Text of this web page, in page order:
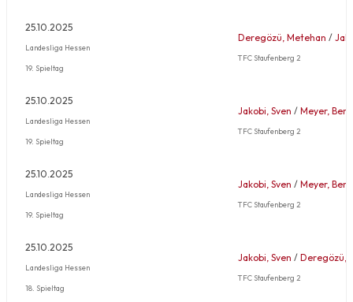
25.10.2025
Landesliga Hessen
19. Spieltag
Deregözü, Metehan /
TFC Staufenberg 2
25.10.2025
Landesliga Hessen
19. Spieltag
Jakobi, Sven / Meyer,
TFC Staufenberg 2
25.10.2025
Landesliga Hessen
19. Spieltag
Jakobi, Sven / Meyer,
TFC Staufenberg 2
25.10.2025
Landesliga Hessen
18. Spieltag
Jakobi, Sven / Deregözü,
TFC Staufenberg 2